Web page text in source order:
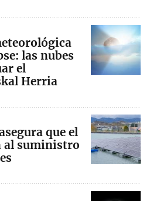
las nubes
el
Herria
que el
al suministro